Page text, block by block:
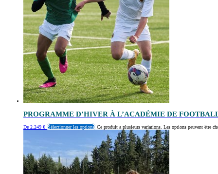
PROGRAMME D’HIVER À L’ACADÉMIE DE
De 2.249 € Sélectionner les options Ce produit a plusieurs variations. Les options peuvent être